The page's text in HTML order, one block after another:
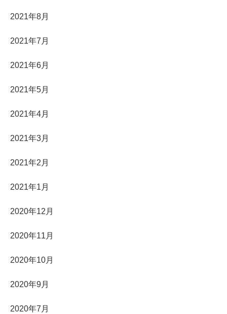
2021年8月
2021年7月
2021年6月
2021年5月
2021年4月
2021年3月
2021年2月
2021年1月
2020年12月
2020年11月
2020年10月
2020年9月
2020年7月